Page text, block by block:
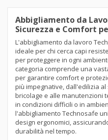
Abbigliamento da
Sicurezza e Comfort
L'abbigliamento da lavoro
ideale per chi cerca capi
per proteggere in ogni
categoria comprende una
per garantire comfort e
più impegnative, dall'edilizia
bricolage e alle manutenzioni
in condizioni difficili o in
l'abbigliamento Technosafe
design ergonomici,
durabilità nel tempo.